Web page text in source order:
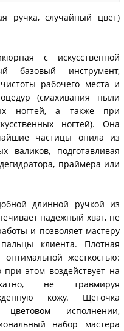
ручка, случайный цвет)
с искусственной
базовый инструмент,
рабочего места и
(смахивания пыли
ногтей, а также при
ногтей). Она
частицы опила из
валиков, подготавливая
праймера или
длинной ручкой из
надежный хват, не
и позволяет мастеру
клиента. Плотная
оптимальной жесткостью:
этом воздействует на
не травмируя
кожу. Щеточка
исполнении,
набор мастера